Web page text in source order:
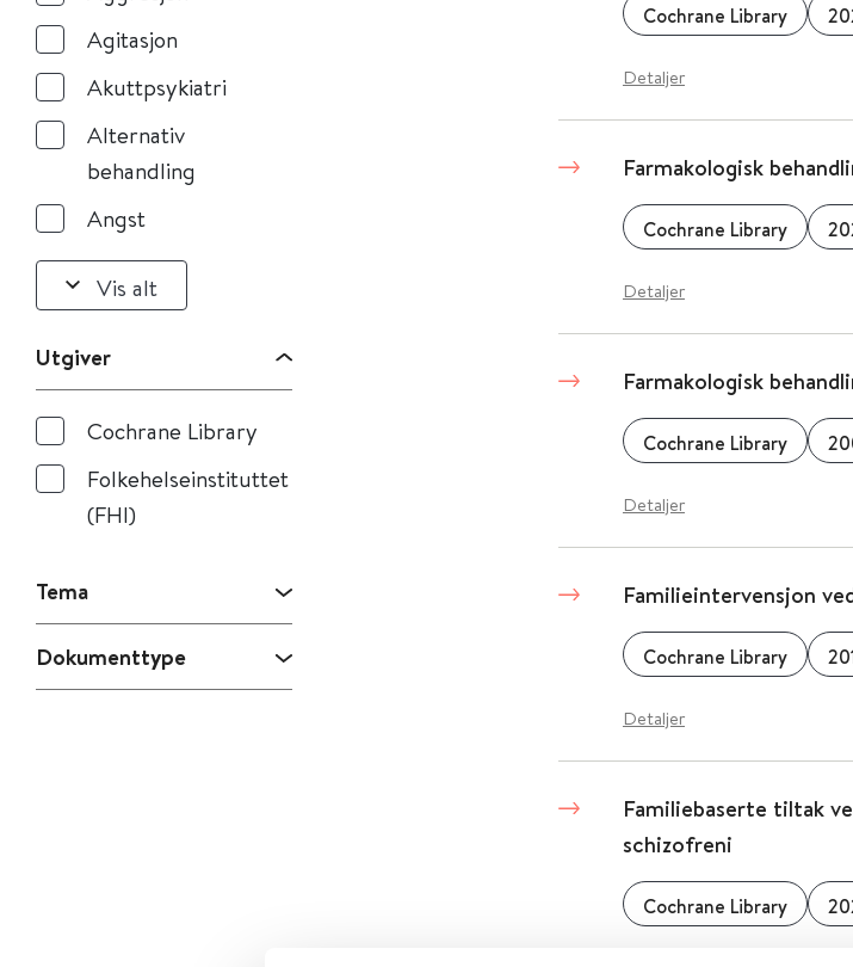
Agitasjon
Akuttpsykiatri
Alternativ
behandling
Angst
Vis alt
Utgiver
Cochrane Library
Folkehelseinstituttet
(FHI)
Tema
Dokumenttype
Cochrane Library
Detaljer
Farmakologisk
Cochrane Library
Detaljer
Farmakologisk
Cochrane Library
Detaljer
Familieintervensjon
Cochrane Library
Detaljer
Familiebaserte tiltak
schizofreni
Cochrane Library